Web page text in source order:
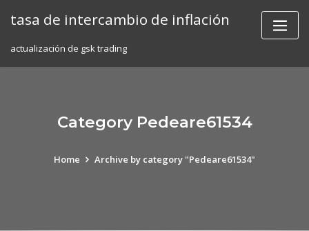
tasa de intercambio de inflación
actualización de gsk trading
Category Pedeare61534
Home Archive by category "Pedeare61534"